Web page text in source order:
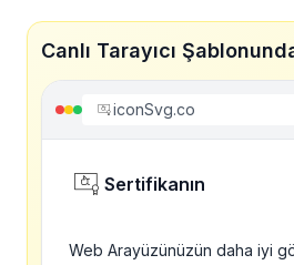
Canlı Tarayıcı
iconSvg.co
Sertifikanın
Web Arayüzünüzün daha iyi